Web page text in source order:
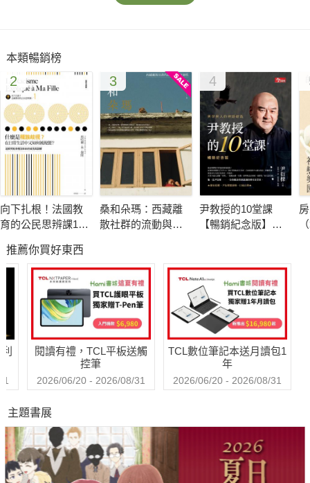
本類暢銷榜
2
向下扎根！法國教
育的公民思辨課1－
視？在日常生活中
又如何被複
製？」：追根究柢
各種沒來由的成見
3
桑和朵瑪：西藏離
散社群的流動與社
4
尹教授的10堂課
【暢銷紀念版】：
推薦你買好東西
閱讀有禮，TCL平板送觸
控筆
2026/06/20 - 2026/08/31
TCL數位筆記本送月讀包1
年
2026/06/20 - 2026/08/31
主題書展